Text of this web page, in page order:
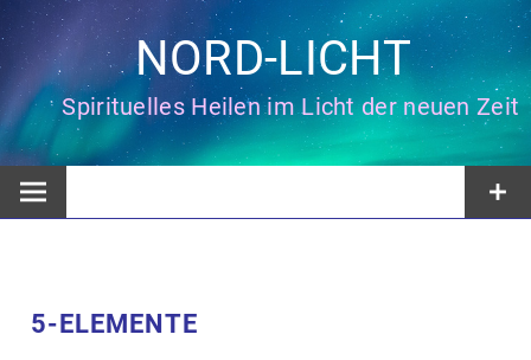
Zum
Inhalt
springen
NORD-LICHT
Spirituelles Heilen im Licht der neuen Zeit
5-ELEMENTE